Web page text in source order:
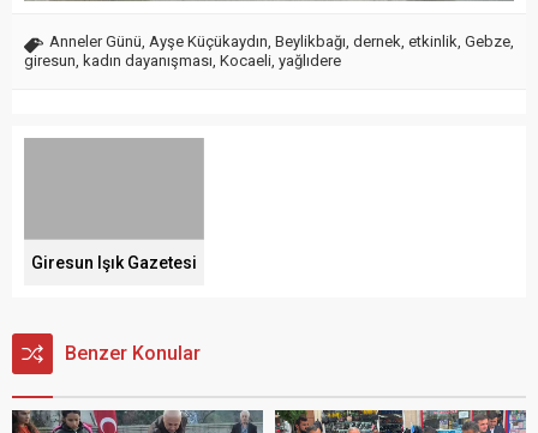
Anneler Günü, Ayşe Küçükaydın, Beylikbağı, dernek, etkinlik, Gebze,
giresun, kadın dayanışması, Kocaeli, yağlıdere
Giresun Işık Gazetesi
Benzer Konular